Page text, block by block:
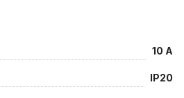
10 А
IP20